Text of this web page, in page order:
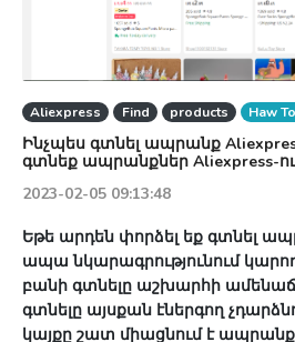
Aliexpress Find products Haw To
Ինչպես գտնել ապրանք
գտնեք ապրանքներ Aliexpress-
2023-02-05 09:13:48
Եթե արդեն փորձել եք գտնել
ապա նկարագրությունում
բանի գտնելը աշխարհի
գտնելը այսքան էներգող
կայքը շատ միացնում է